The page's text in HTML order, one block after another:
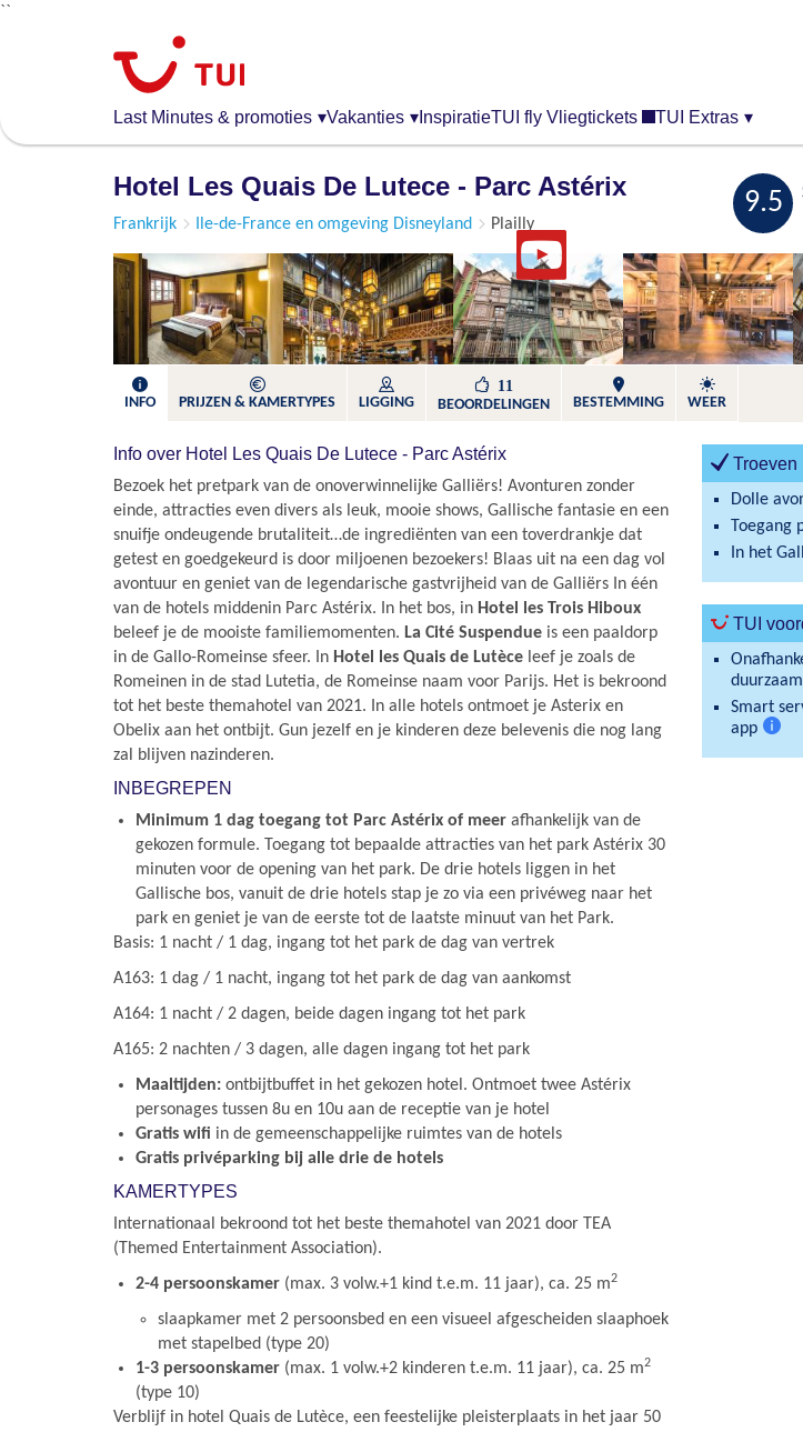
``
algemene
Last Minutes & promoties ▾Vakanties ▾ InspiratieTUI fly Vliegtickets TUI Extras ▾
Hotel Les Quais De Lutece - Parc Astérix
Frankrijk Ile-de-France en omgeving Disneyland Plailly
9.5
INFO PRIJZEN & KAMERTYPES LIGGING
11
BEOORDELINGEN
BESTEMMING WEER
Info over Hotel Les Quais De Lutece - Parc Astérix
Bezoek het pretpark van de onoverwinnelijke Galliërs! Avonturen zonder
einde, attracties even divers als leuk, mooie shows, Gallische fantasie en een
snuifje ondeugende brutaliteit…de ingrediënten van een toverdrankje dat
getest en goedgekeurd is door miljoenen bezoekers! Blaas uit na een dag vol
avontuur en geniet van de legendarische gastvrijheid van de Galliërs In één
van de hotels middenin Parc Astérix. In het bos, in Hotel les Trois Hiboux
beleef je de mooiste familiemomenten. La Cité Suspendue is een paaldorp
in de Gallo-Romeinse sfeer. In Hotel les Quais de Lutèce leef je zoals de
Romeinen in de stad Lutetia, de Romeinse naam voor Parijs. Het is bekroond
tot het beste themahotel van 2021. In alle hotels ontmoet je Asterix en
Obelix aan het ontbijt. Gun jezelf en je kinderen deze belevenis die nog lang
zal blijven nazinderen.
INBEGREPEN
Minimum 1 dag toegang tot Parc Astérix of meer afhankelijk van de
gekozen formule. Toegang tot bepaalde attracties van het park Astérix 30
minuten voor de opening van het park. De drie hotels liggen in het
Gallische bos, vanuit de drie hotels stap je zo via een privéweg naar het
park en geniet je van de eerste tot de laatste minuut van het Park.
Basis: 1 nacht / 1 dag, ingang tot het park de dag van vertrek
A163: 1 dag / 1 nacht, ingang tot het park de dag van aankomst
A164: 1 nacht / 2 dagen, beide dagen ingang tot het park
A165: 2 nachten / 3 dagen, alle dagen ingang tot het park
Maaltijden: ontbijtbuffet in het gekozen hotel. Ontmoet twee Astérix
personages tussen 8u en 10u aan de receptie van je hotel
Gratis wifi in de gemeenschappelijke ruimtes van de hotels
Gratis privéparking bij alle drie de hotels
KAMERTYPES
Internationaal bekroond tot het beste themahotel van 2021 door TEA
(Themed Entertainment Association).
2-4 persoonskamer (max. 3 volw.+1 kind t.e.m. 11 jaar), ca. 25 m2
slaapkamer met 2 persoonsbed en een visueel afgescheiden slaaphoek
met stapelbed (type 20)
1-3 persoonskamer (max. 1 volw.+2 kinderen t.e.m. 11 jaar), ca. 25 m2
(type 10)
Verblijf in hotel Quais de Lutèce, een feestelijke pleisterplaats in het jaar 50
Troeven
Dolle
In het
TUI
Smart
app